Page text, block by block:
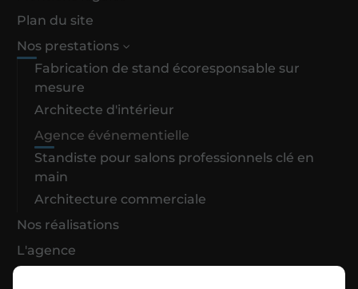
Plan du site
Nos prestations
Fabrication de stand écoresponsable sur
mesure
Architecte d'intérieur
Agence événementielle
Standiste pour salons professionnels clé en
main
Architecture commerciale
Nos réalisations
L'agence